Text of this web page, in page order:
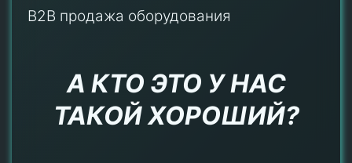
B2B продажа оборудования
А КТО ЭТО У НАС
ТАКОЙ ХОРОШИЙ?